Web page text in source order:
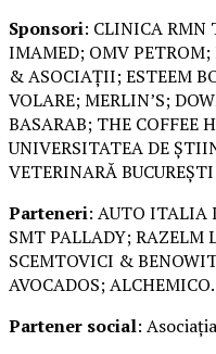
Sponsori: CLINICA RMN
IMAMED; OMV PETROM;
& ASOCIAȚII; ESTEEM
VOLARE; MERLIN’S;
BASARAB; THE COFFEE
UNIVERSITATEA DE
VETERINARĂ BUCUREȘTI
Parteneri: AUTO ITALIA
SMT PALLADY; RAZELM
SCEMTOVICI &
AVOCADOS; ALCHEMICO.
Partener social: